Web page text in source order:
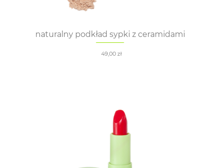
naturalny podkład sypki z ceramidami
49,00 zł